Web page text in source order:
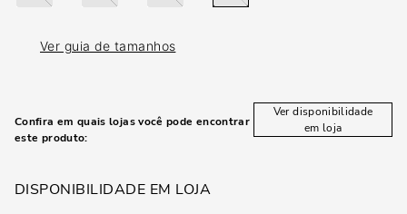
Ver guia de tamanhos
Confira em quais lojas você pode encontrar
este produto:
Ver disponibilidade
em loja
DISPONIBILIDADE EM LOJA